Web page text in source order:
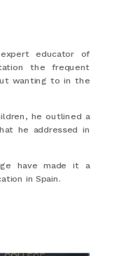
educator of
the frequent
wanting to in the
he outlined a
he addressed in
have made it a
in Spain.